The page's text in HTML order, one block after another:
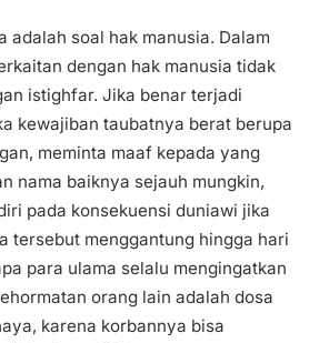
adalah soal hak manusia. Dalam
dengan hak manusia tidak
istighfar. Jika benar terjadi
kewajiban taubatnya berat berupa
meminta maaf kepada yang
nama baiknya sejauh mungkin,
pada konsekuensi duniawi jika
tersebut menggantung hingga hari
para ulama selalu mengingatkan
orang lain adalah dosa
karena korbannya bisa